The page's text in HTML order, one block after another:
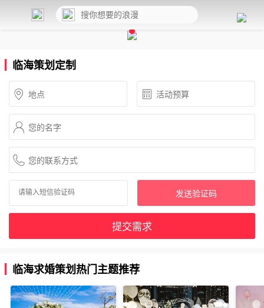
临海策划定制
发送验证码
提交需求
临海求婚策划热门主题推荐